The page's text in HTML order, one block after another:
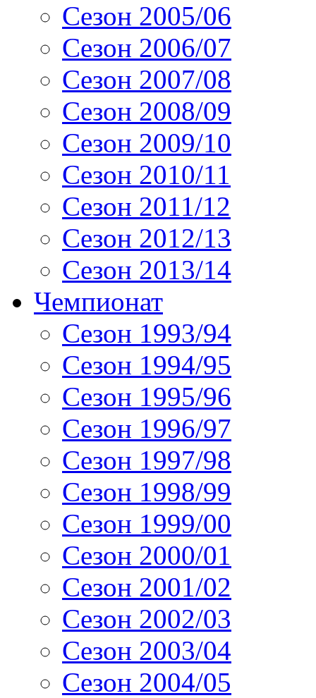
Сезон 2005/06
Сезон 2006/07
Сезон 2007/08
Сезон 2008/09
Сезон 2009/10
Сезон 2010/11
Сезон 2011/12
Сезон 2012/13
Сезон 2013/14
Чемпионат
Сезон 1993/94
Сезон 1994/95
Сезон 1995/96
Сезон 1996/97
Сезон 1997/98
Сезон 1998/99
Сезон 1999/00
Сезон 2000/01
Сезон 2001/02
Сезон 2002/03
Сезон 2003/04
Сезон 2004/05